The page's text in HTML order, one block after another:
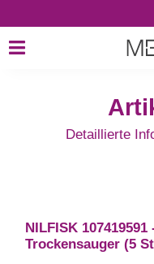
Detaillierte
NILFISK
Trockensauger (5